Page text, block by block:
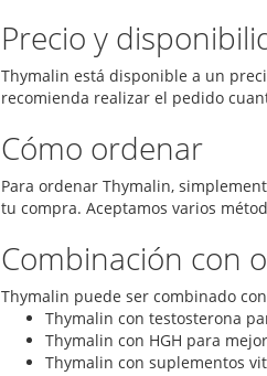
Precio y
Thymalin está disponible a un
recomienda realizar el pedido
Cómo ordenar
Para ordenar Thymalin,
tu compra. Aceptamos varios
Combinación con
Thymalin puede ser combinado
Thymalin con testosterona
Thymalin con HGH para
Thymalin con suplementos